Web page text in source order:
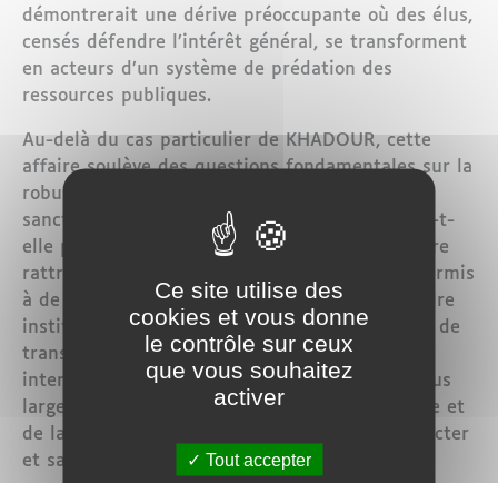
démontrerait une dérive préoccupante où des élus,
censés défendre l’intérêt général, se transforment
en acteurs d’un système de prédation des
ressources publiques.
Au-delà du cas particulier de KHADOUR, cette
affaire soulève des questions fondamentales sur la
robustesse des dispositifs de contrôle et de
sanction existants. Comment une élue locale a-t-
elle pu quitter le territoire national avant d’être
rattrapée à l’étranger ? Quelles lacunes ont permis
à de telles pratiques de prospérer dans un cadre
institutionnel censé être régi par les principes de
transparence et de bonne gouvernance ? Ces
interrogations renvoient à la problématique plus
large de l’efficacité des organes de surveillance et
de la capacité des institutions à prévenir, détecter
et sanctionner les abus en temps opportun.
Ce site utilise des
cookies et vous donne
le contrôle sur ceux
que vous souhaitez
activer
Tout accepter